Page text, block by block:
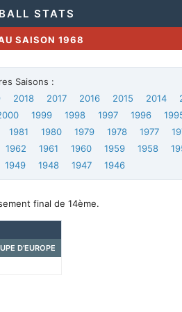
STATS
SAISON 1968
Saisons :
2018 2017 2016 2015 2014
1999 1998 1997 1996
1981 1980 1979 1978 1977
1962 1961 1960 1959 1958
1949 1948 1947 1946
final de 14ème.
D'EUROPE